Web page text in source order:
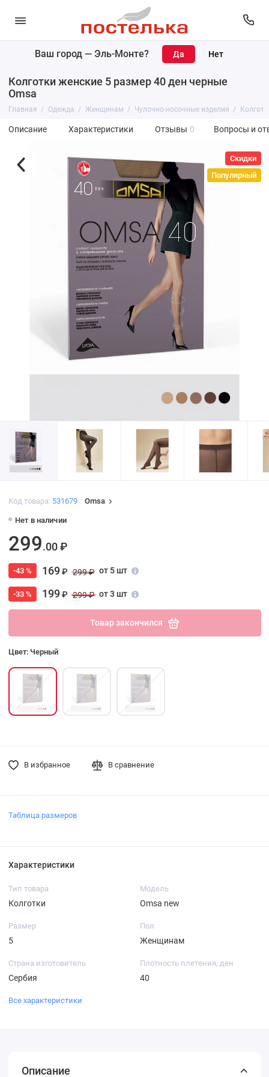
Ваш город — Эль-Монте?
Колготки женские 5 размер 40 ден черные
Omsa
Главная Одежда Женщинам Чулочно-носочные изделия
Описание Характеристики Отзывы 0 Вопросы и
Скидки
Популярный
Код товара: 531679 Omsa
Нет в наличии
299.00 ₽
-43 % 169₽ 299 ₽ от 5 шт
-33 % 199₽ 299 ₽ от 3 шт
Товар закончился
Цвет: Черный
В избранное В сравнение
Таблица размеров
Характеристики
Тип товара
Колготки
Модель
Omsa new
Размер
5
Пол
Женщинам
Страна изготовитель
Сербия
Плотность плетения, ден
40
Все характеристики
Описание